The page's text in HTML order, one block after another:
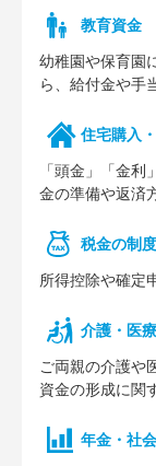
教育資金
幼稚園や保育園
ら、給付⾦や⼿
住宅購⼊
「頭⾦」「⾦
⾦の準備や返済
税⾦の制度
所得控除や確定
介護・医
ご両親の介護や
資⾦の形成に関
年⾦・社